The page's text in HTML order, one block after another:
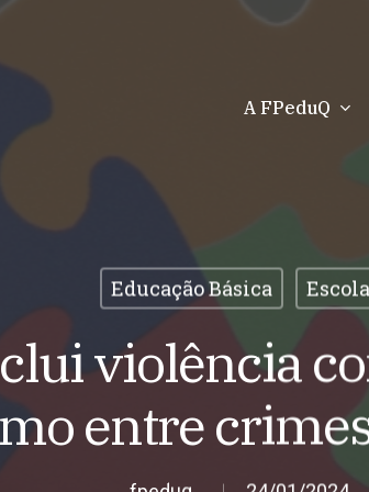
A FPeduQ
Educação Básica
violência
entre